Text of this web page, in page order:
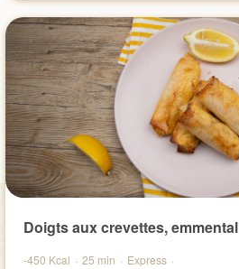
Doigts aux crevettes,
-450 Kcal · 25 min · Express ·